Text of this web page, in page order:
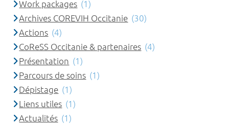
Work packages (1)
Archives COREVIH Occitanie (30)
Actions (4)
CoReSS Occitanie & partenaires (4)
Présentation (1)
Parcours de soins (1)
Dépistage (1)
Liens utiles (1)
Actualités (1)